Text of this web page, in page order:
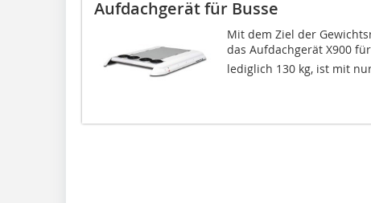
Aufdachgerät für Busse
Mit dem Ziel der
das Aufdachgerät X900
lediglich 130 kg, ist mit